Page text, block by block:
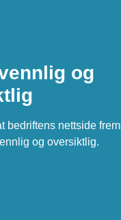
og
bedriftens nettside
og oversiktlig.